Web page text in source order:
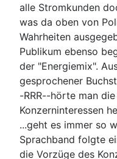
alle Stromkunden
was da oben von
Wahrheiten
Publikum ebenso
der "Energiemix".
gesprochener
-RRR--hörte man
Konzerninteressen
...geht es immer so
Sprachband folgte
die Vorzüge des